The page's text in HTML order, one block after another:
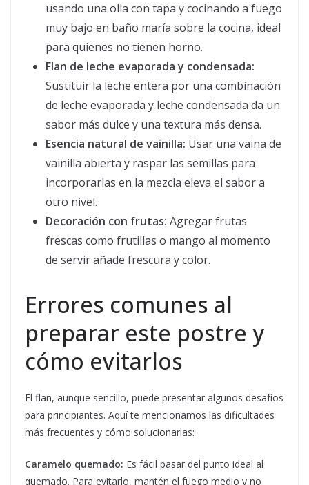
usando una olla con tapa y cocinando a fuego
muy bajo en baño maría sobre la cocina, ideal
para quienes no tienen horno.
Flan de leche evaporada y condensada:
Sustituir la leche entera por una combinación
de leche evaporada y leche condensada da un
sabor más dulce y una textura más densa.
Esencia natural de vainilla: Usar una vaina de
vainilla abierta y raspar las semillas para
incorporarlas en la mezcla eleva el sabor a
otro nivel.
Decoración con frutas: Agregar frutas
frescas como frutillas o mango al momento
de servir añade frescura y color.
Errores comunes al
preparar este postre y
cómo evitarlos
El flan, aunque sencillo, puede presentar algunos desafíos
para principiantes. Aquí te mencionamos las dificultades
más frecuentes y cómo solucionarlas:
Caramelo quemado: Es fácil pasar del punto ideal al
quemado. Para evitarlo, mantén el fuego medio y no